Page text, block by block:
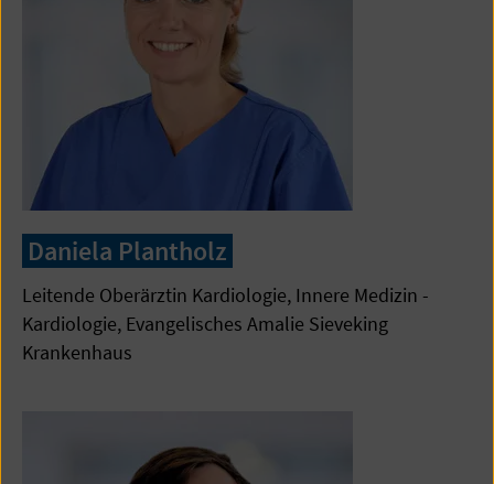
Daniela Plantholz
Leitende Oberärztin Kardiologie, Innere Medizin -
Kardiologie, Evangelisches Amalie Sieveking
Krankenhaus